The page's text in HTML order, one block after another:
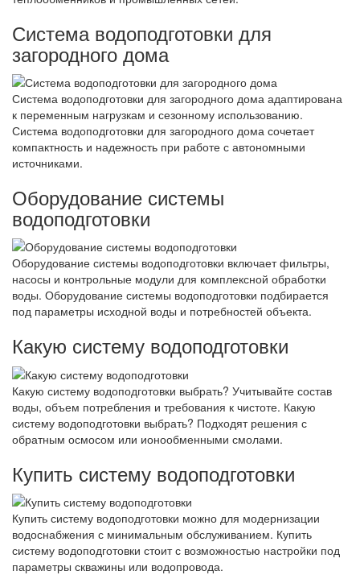
Система водоподготовки для
загородного дома
Система водоподготовки для загородного дома адаптирована
к переменным нагрузкам и сезонному использованию.
Система водоподготовки для загородного дома сочетает
компактность и надежность при работе с автономными
источниками.
Оборудование системы
водоподготовки
Оборудование системы водоподготовки включает фильтры,
насосы и контрольные модули для комплексной обработки
воды. Оборудование системы водоподготовки подбирается
под параметры исходной воды и потребностей объекта.
Какую систему водоподготовки
Какую систему водоподготовки выбрать? Учитывайте состав
воды, объем потребления и требования к чистоте. Какую
систему водоподготовки выбрать? Подходят решения с
обратным осмосом или ионообменными смолами.
Купить систему водоподготовки
Купить систему водоподготовки можно для модернизации
водоснабжения с минимальным обслуживанием. Купить
систему водоподготовки стоит с возможностью настройки под
параметры скважины или водопровода.